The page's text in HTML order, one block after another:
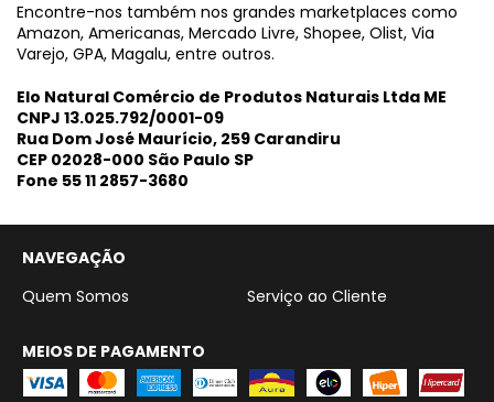
Encontre-nos também nos grandes marketplaces como
Amazon, Americanas, Mercado Livre, Shopee, Olist, Via
Varejo, GPA, Magalu, entre outros.
Elo Natural Comércio de Produtos Naturais Ltda ME
CNPJ 13.025.792/0001-09
Rua Dom José Maurício, 259 Carandiru
CEP 02028-000 São Paulo SP
Fone 55 11 2857-3680
NAVEGAÇÃO
Quem Somos
Serviço ao Cliente
MEIOS DE PAGAMENTO